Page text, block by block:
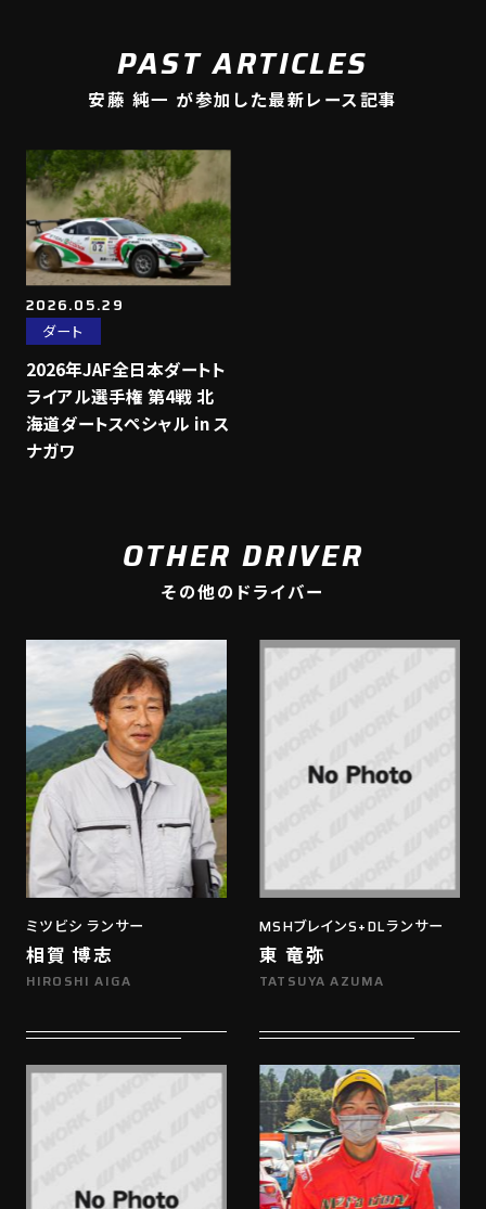
PAST ARTICLES
安藤 純一 が参加した最新レース記事
2026.05.29
ダート
2026年JAF全日本ダートト
ライアル選手権 第4戦 北
海道ダートスペシャル in ス
ナガワ
OTHER DRIVER
その他のドライバー
ミツビシ ランサー
相賀 博志
HIROSHI AIGA
MSHブレインS+DLランサー
東 竜弥
TATSUYA AZUMA